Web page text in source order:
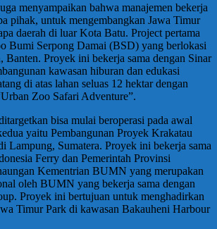
menyampaikan bahwa manajemen bekerja
pihak, untuk mengembangkan Jawa Timur
daerah di luar Kota Batu. Project pertama
Bumi Serpong Damai (BSD) yang berlokasi
Banten. Proyek ini bekerja sama dengan Sinar
kawasan hiburan dan edukasi
di atas lahan seluas 12 hektar dengan
Zoo Safari Adventure”.
bisa mulai beroperasi pada awal
yaitu Pembangunan Proyek Krakatau
Lampung, Sumatera. Proyek ini bekerja sama
Ferry dan Pemerintah Provinsi
Kementrian BUMN yang merupakan
oleh BUMN yang bekerja sama dengan
Proyek ini bertujuan untuk menghadirkan
Timur Park di kawasan Bakauheni Harbour